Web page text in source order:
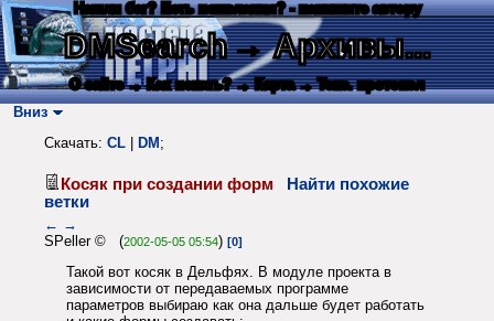
Нашли баг? Есть пожелания? - напишите автору
DMSearch→ Архивы...
О сайте → Как искать? → Карта → Текс. протокол
Вниз
Скачать: CL DM ;
Косяк при создании форм
Найти похожие
ветки
← →
SPeller © (2002-05-05 05:54) [0]
Такой вот косяк в Дельфях. В модуле проекта в
зависимости от передаваемых программе
параметров выбираю как она дальше будет работать